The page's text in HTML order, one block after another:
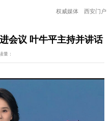
权威媒体 西安门户
会议 叶牛平主持并讲话
量：